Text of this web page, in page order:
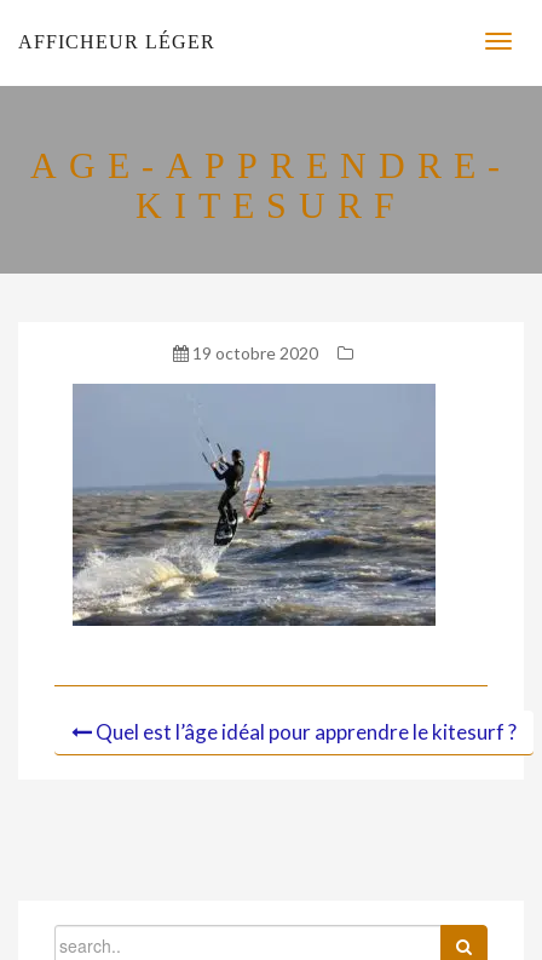
AFFICHEUR LÉGER
AGE-APPRENDRE-
KITESURF
19 octobre 2020
Quel est l’âge idéal pour apprendre le kitesurf ?